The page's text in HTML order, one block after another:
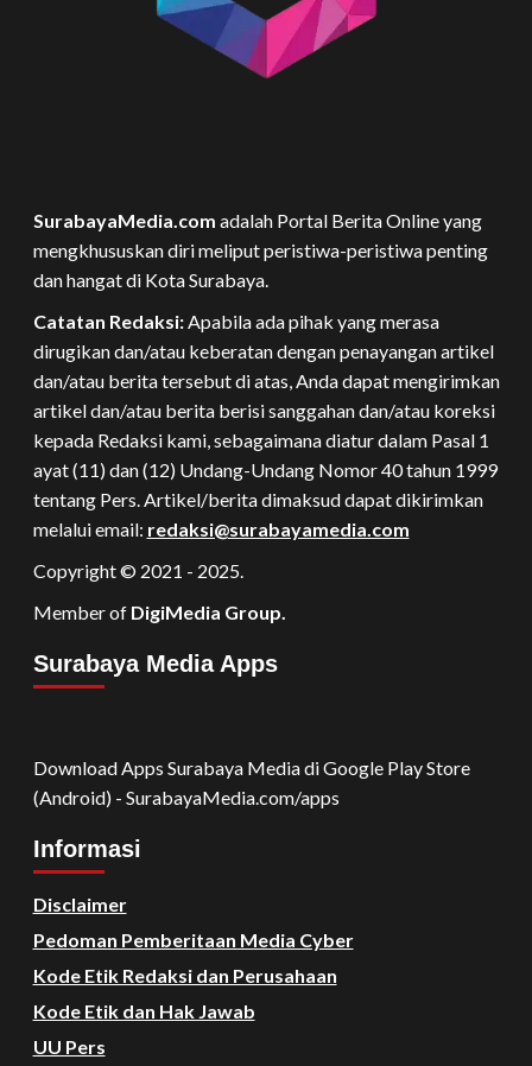
SurabayaMedia.com adalah Portal Berita Online yang
mengkhususkan diri meliput peristiwa-peristiwa penting
dan hangat di Kota Surabaya.
Catatan Redaksi:Apabila ada pihak yang merasa
dirugikan dan/atau keberatan dengan penayangan artikel
dan/atau berita tersebut di atas, Anda dapat mengirimkan
artikel dan/atau berita berisi sanggahan dan/atau koreksi
kepada Redaksi kami, sebagaimana diatur dalam Pasal 1
ayat (11) dan (12) Undang-Undang Nomor 40 tahun 1999
tentang Pers. Artikel/berita dimaksud dapat dikirimkan
melalui email: redaksi@surabayamedia.com
Copyright © 2021 - 2025.
Member of DigiMedia Group.
Surabaya Media Apps
Download Apps Surabaya Media di Google Play Store
(Android) - SurabayaMedia.com/apps
Informasi
Disclaimer
Pedoman Pemberitaan Media Cyber
Kode Etik Redaksi dan Perusahaan
Kode Etik dan Hak Jawab
UU Pers